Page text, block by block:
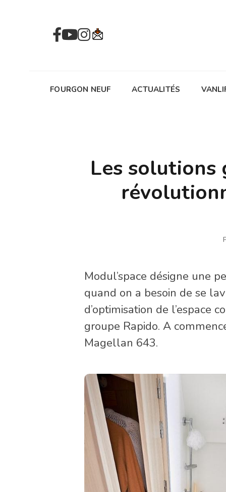
FOURGON NEUF ACTUALITÉS
Les solutions
Modul’space désigne une
quand on a besoin de se
d’optimisation de l’espace
groupe Rapido. A
Magellan 643.